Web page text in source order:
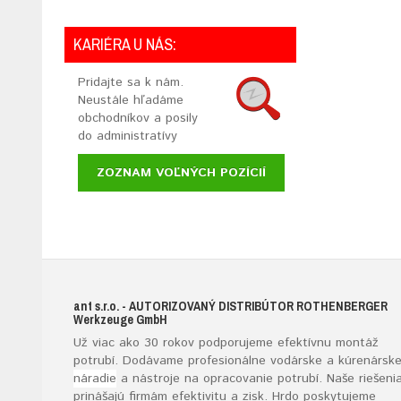
KARIÉRA U NÁS:
Pridajte sa k nám.
Neustále hľadáme
obchodníkov a posily
do administratívy
ZOZNAM VOĽNÝCH POZÍCIÍ
ant s.r.o. - AUTORIZOVANÝ DISTRIBÚTOR ROTHENBERGER
Werkzeuge GmbH
Už viac ako 30 rokov podporujeme efektívnu montáž
potrubí. Dodávame profesionálne vodárske a kúrenárske
náradie a nástroje na opracovanie potrubí. Naše
prinášajú firmám efektivitu a zisk. Hrdo poskytujeme